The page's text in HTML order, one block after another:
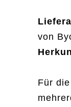
von
Für
Name